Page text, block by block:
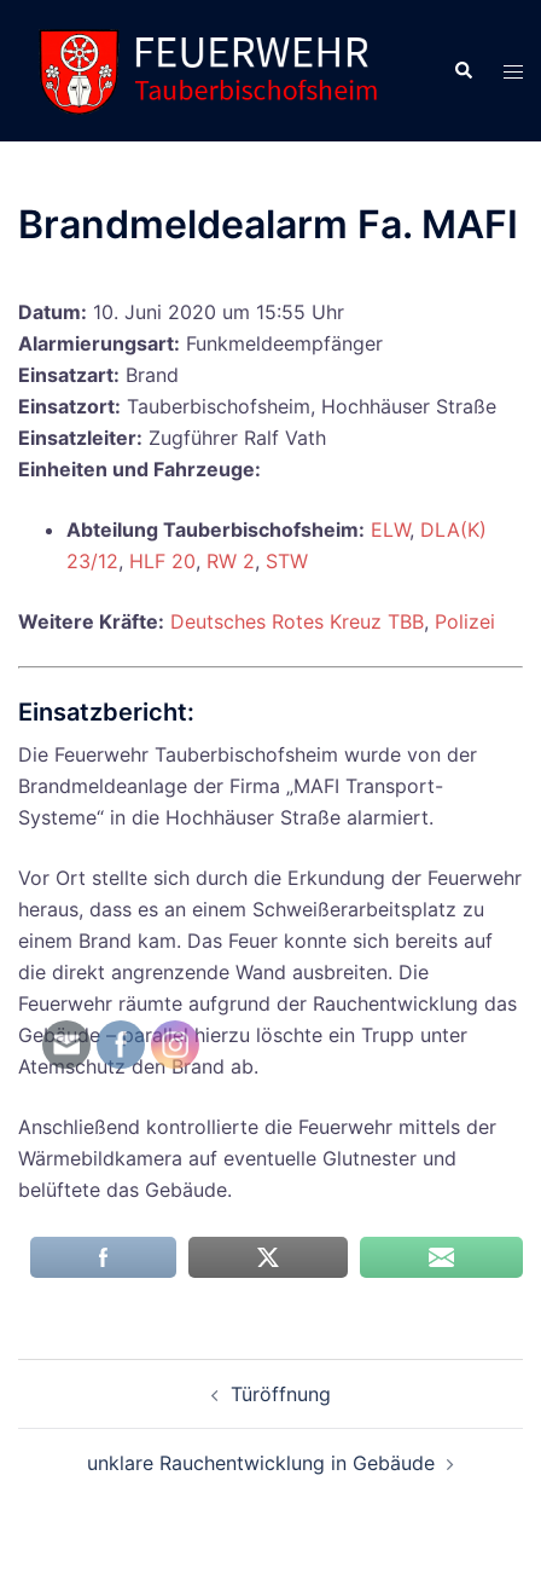
Inhalt
springen
Suche
Brandmeldealarm Fa. MAFI
Datum: 10. Juni 2020 um 15:55 Uhr
Alarmierungsart: Funkmeldeempfänger
Einsatzart: Brand
Einsatzort: Tauberbischofsheim, Hochhäuser Straße
Einsatzleiter: Zugführer Ralf Vath
Einheiten und Fahrzeuge:
Abteilung Tauberbischofsheim: ELW, DLA(K)
23/12, HLF 20, RW 2, STW
Weitere Kräfte: Deutsches Rotes Kreuz TBB, Polizei
Einsatzbericht:
Die Feuerwehr Tauberbischofsheim wurde von der
Brandmeldeanlage der Firma „MAFI Transport-
Systeme“ in die Hochhäuser Straße alarmiert.
Vor Ort stellte sich durch die Erkundung der Feuerwehr
heraus, dass es an einem Schweißerarbeitsplatz zu
einem Brand kam. Das Feuer konnte sich bereits auf
die direkt angrenzende Wand ausbreiten. Die
Feuerwehr räumte aufgrund der Rauchentwicklung das
Gebäude – parallel hierzu löschte ein Trupp unter
Atemschutz den Brand ab.
Anschließend kontrollierte die Feuerwehr mittels der
Wärmebildkamera auf eventuelle Glutnester und
belüftete das Gebäude.
Türöffnung
unklare Rauchentwicklung in Gebäude